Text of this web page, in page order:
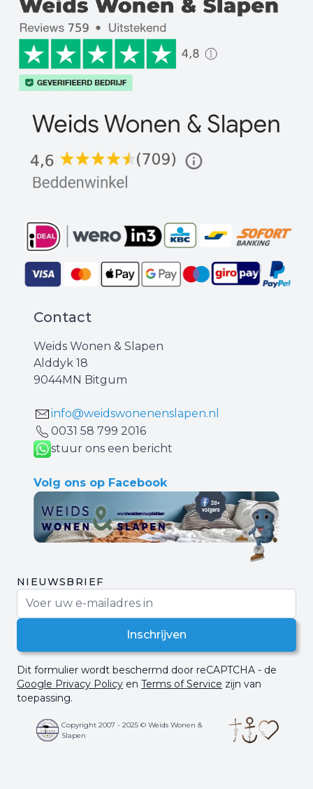
Contact
Weids Wonen & Slapen
Alddyk 18
9044MN Bitgum
info@weidswonenenslapen.nl
0031 ‪58 799 2016‬
stuur ons een bericht
Volg ons op Facebook
NIEUWSBRIEF
Inschrijven
Dit formulier wordt beschermd door reCAPTCHA - de
Google Privacy Policy en Terms of Service zijn van
toepassing.
Copyright 2007 - 2025 © Weids Wonen &
Slapen